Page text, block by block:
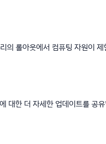
의 롤아웃에서 컴퓨팅 자원이
대한 더 자세한 업데이트를 공